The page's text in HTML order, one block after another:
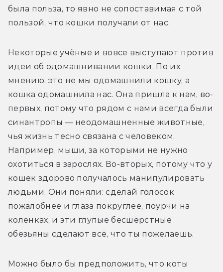
была польза, то явно не сопоставимая с той
пользой, что кошки получали от нас.
Некоторые учёные и вовсе выступают против
идеи об одомашнивании кошки. По их
мнению, это не мы одомашнили кошку, а
кошка одомашнила нас. Она пришла к нам, во-
первых, потому что рядом с нами всегда были
синантропы — неодомашненные животные,
чья жизнь тесно связана с человеком.
Например, мыши, за которыми не нужно
охотиться в зарослях. Во-вторых, потому что у
кошек здорово получалось манипулировать
людьми. Они поняли: сделай голосок
пожалобнее и глаза покруглее, поурчи на
коленках, и эти глупые бесшёрстные
обезьяны сделают всё, что ты пожелаешь.
Можно было бы предположить, что коты